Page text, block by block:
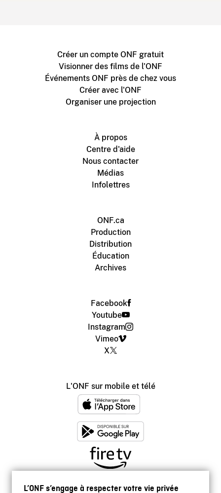
L’ONF s’engage à respecter votre vie privée
Créer un compte ONF gratuit
Visionner des films de l'ONF
Événements ONF près de chez vous
Créer avec l'ONF
Organiser une projection
À propos
Centre d'aide
Nous contacter
Médias
Infolettres
ONF.ca
Production
Distribution
Éducation
Archives
Facebook
Youtube
Instagram
Vimeo
X
L'ONF sur mobile et télé